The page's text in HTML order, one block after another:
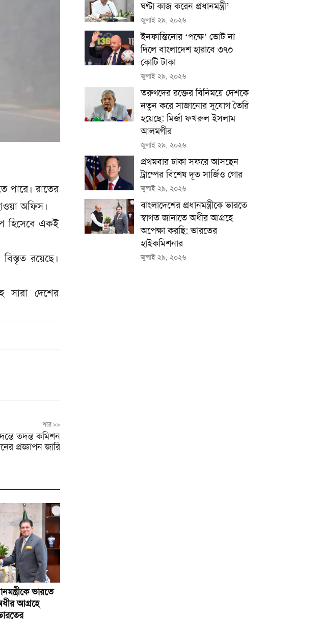
পারে। রাতের
অফিস।
হিসেবে একই
রয়েছে।
সারা দেশের
পরে >>
তদন্ত কমিশন
প্রজ্ঞাপন জারি
ভারতে
আগ্রহে
ঘণ্টা কাজ করেন প্রধানমন্ত্রী’
জুলাই ২৯, ২০২৬
ইনফান্তিনোর ‘পক্ষে’ ভোট না
দিলে বাংলাদেশ হারাবে ৩৭০
কোটি টাকা
জুলাই ২৯, ২০২৬
তরুণদের রক্তের বিনিময়ে দেশকে
নতুন করে সাজানোর সুযোগ তৈরি
হয়েছে: মির্জা ফখরুল ইসলাম
আলমগীর
জুলাই ২৯, ২০২৬
প্রথমবার ঢাকা সফরে আসছেন
ট্রাম্পের বিশেষ দূত সার্জিও গোর
জুলাই ২৯, ২০২৬
বাংলাদেশের প্রধানমন্ত্রীকে ভারতে
স্বাগত জানাতে অধীর আগ্রহে
অপেক্ষা কর‌ছি: ভারতের
হাইকমিশনার
জুলাই ২৯, ২০২৬